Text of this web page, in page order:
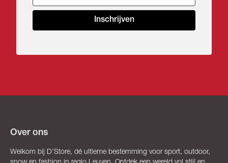
Inschrijven
Over ons
Welkom bij D’Store, dé ultieme bestemming voor sport, outdoor,